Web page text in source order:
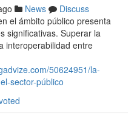
News
Discuss
el ámbito público presenta
significativas. Superar la
interoperabilidad entre
50624951/la-
sector-público